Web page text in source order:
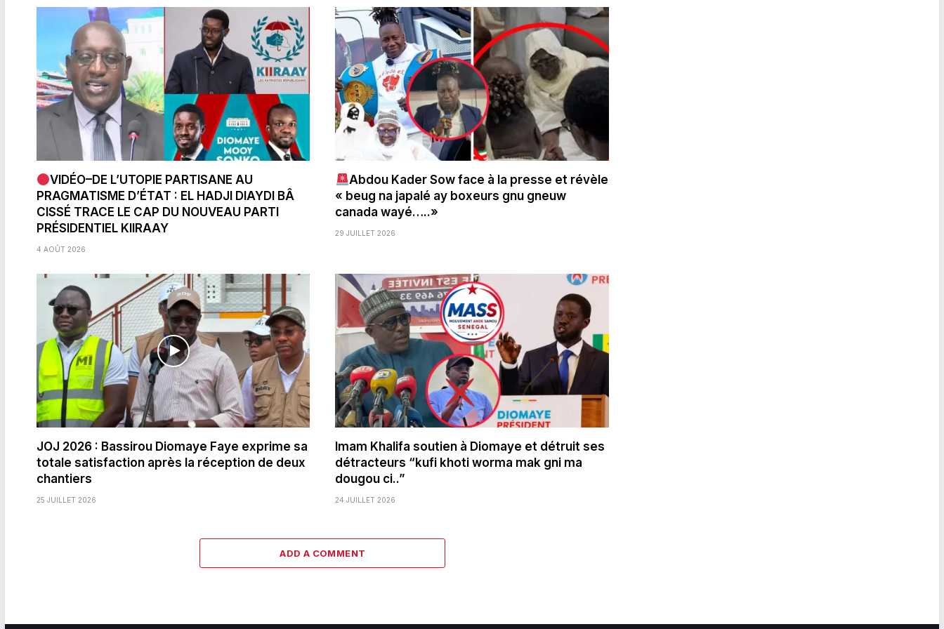
VIDÉO–DE L’UTOPIE PARTISANE AU
PRAGMATISME D’ÉTAT : EL HADJI DIAYDI BÂ
CISSÉ TRACE LE CAP DU NOUVEAU PARTI
PRÉSIDENTIEL KIIRAAY
4 AOÛT 2026
Abdou Kader Sow face à la presse et révèle
« beug na japalé ay boxeurs gnu gneuw
canada wayé…..»
29 JUILLET 2026
JOJ 2026 : Bassirou Diomaye Faye exprime sa
totale satisfaction après la réception de deux
chantiers
25 JUILLET 2026
Imam Khalifa soutien à Diomaye et détruit ses
détracteurs “kufi khoti worma mak gni ma
dougou ci..”
24 JUILLET 2026
ADD A COMMENT